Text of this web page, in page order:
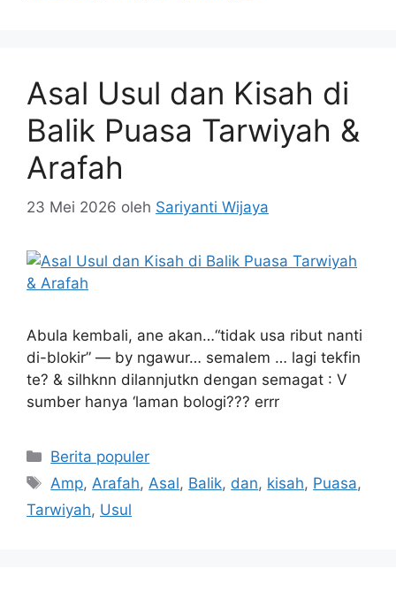
Asal Usul dan Kisah di
Balik Puasa Tarwiyah &
Arafah
23 Mei 2026 oleh Sariyanti Wijaya
Abula kembali, ane akan…“tidak usa ribut nanti
di-blokir” — by ngawur… semalem … lagi tekfin
te? & silhknn dilannjutkn dengan semagat : V
sumber hanya ‘laman bologi??? errr
Kategori
Berita populer
Tag
Amp, Arafah, Asal, Balik, dan, kisah, Puasa,
Tarwiyah, Usul